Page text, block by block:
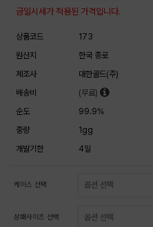
금일시세가 적용된 가격입니다.
상품코드
173
원산지
한국 종로
제조사
대한골드(주)
배송비
(무료)
순도
99.9%
중량
1gg
개발기한
4일
케이스 선택
상패사이즈 선택